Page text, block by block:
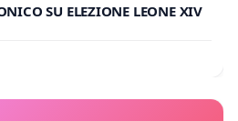
SU ELEZIONE LEONE XIV